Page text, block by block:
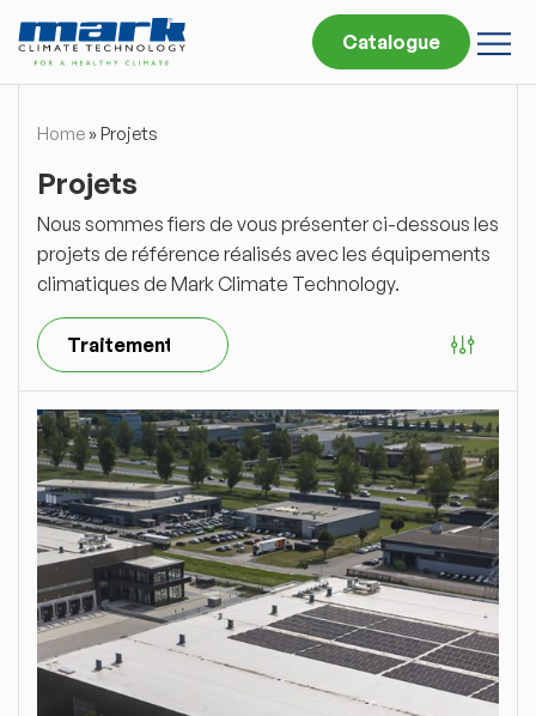
Catalogue
Home»Projets
Projets
Nous sommes fiers de vous présenter ci-dessous les
projets de référence réalisés avec les équipements
climatiques de Mark Climate Technology.